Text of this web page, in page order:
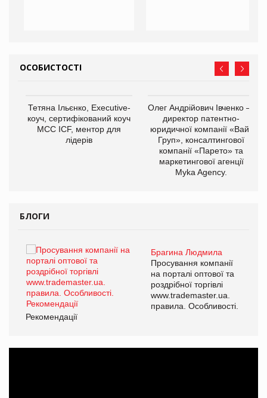
ОСОБИСТОСТІ
Тетяна Ільєнко, Executive-
коуч, сертифікований коуч
МСС ICF, ментор для
лідерів
Олег Андрійович Івченко —
директор патентно-
юридичної компанії «Вайз
Груп», консалтингової
компанії «Парето» та
маркетингової агенції
Myka Agency.
БЛОГИ
Брагина Людмила
Просування компанії
на порталі оптової та
роздрібної торгівлі
www.trademaster.ua.
правила. Особливості.
Рекомендації